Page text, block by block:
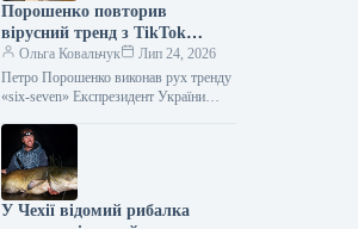
Порошенко повторив
вірусний тренд з TikTok
(відео)
Ольга Ковальчук
Лип 24, 2026
Петро Порошенко виконав рух тренду
«six-seven» Експрезидент України
молодіжний тренд із TikTok. Народний
депутат вирішив використати його,…
У Чехії відомий рибалка